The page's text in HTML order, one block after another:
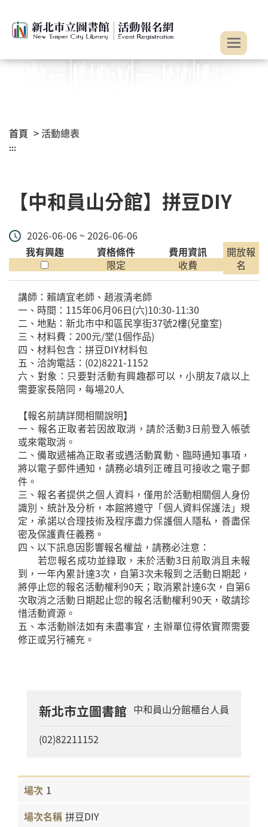
首頁 > 活動總表
:::
【中和員山分館】拼豆DIY
2026-06-06 ~ 2026-06-06
我有興趣
資格條件
限定
費用資訊
收費
開放報
名
講師：賴靖宜老師、趙淑清老師
一、時間：115年06月06日(六)10:30-11:30
二、地點：新北市中和區民享街37號2樓(兒童室)
三、材料費：200元/堂(1個作品)
四、材料包含：拼豆DIY材料包
五、洽詢電話：(02)8221-1152
六、對象：只要對活動有興趣都可以，小朋友7歳以上
需要家長陪同，每場20人
【報名前請詳閱相關說明】
一、報名正取者若因故取消，請於活動3日前登入帳號
或來電取消。
二、備取遞補為正取者或遇活動異動、臨時通知事項，
將以電子郵件通知，請務必填列正確且可接收之電子郵
件。
三、報名者提供之個人資料，僅用於活動相關個人身份
識別、統計及分析，本館將遵守「個人資料保護法」規
定，承諾以合理技術及程序盡力保護個人隱私，善盡保
密及保護責任義務。
四、以下訊息因影響報名權益，請務必注意：
若您報名成功並錄取，未於活動3日前取消且未報
到，一年內累計達3次，自第3次未報到之活動日期起，
將停止您的報名活動權利90天；取消累計達6次，自第6
次取消之活動日期起止您的報名活動權利90天，敬請珍
惜活動資源。
五、本活動辦法如有未盡事宜，主辦單位得依實際需要
修正或另行補充。
新北市立圖書館 中和員山分館櫃台人員
(02)82211152
1
拼豆DIY